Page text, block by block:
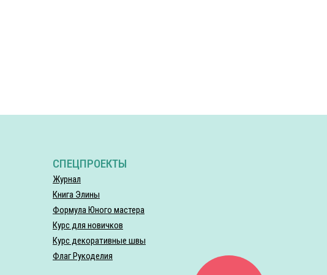
СПЕЦПРОЕКТЫ
Журнал
Книга Элины
Формула Юного мастера
Курс для новичков
Курс декоративные швы
Флаг Рукоделия